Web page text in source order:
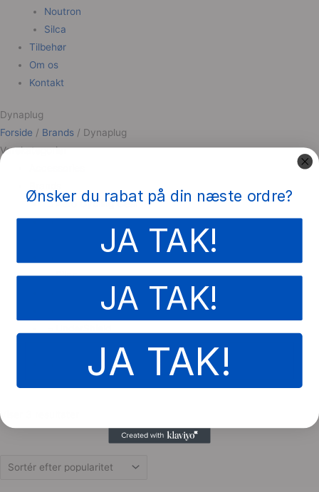
Noutron
Silca
Tilbehør
Om os
Kontakt
Dynaplug
Forside / Brands / Dynaplug
Varekategorier
Aero Cycling Gear
Dynaplug
Silca
Alle produkter
Viser 3 resultater
Ønsker du rabat på din næste ordre?
JA TAK!
JA TAK!
JA TAK!